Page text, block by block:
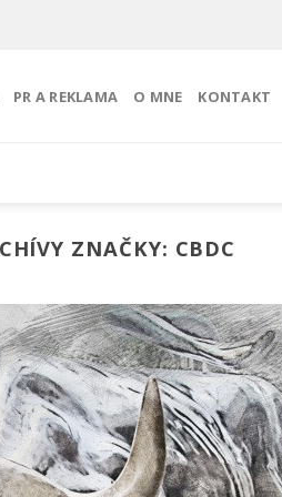
PR A REKLAMA O MNE KONTAKT
ZNAČKY: CBDC